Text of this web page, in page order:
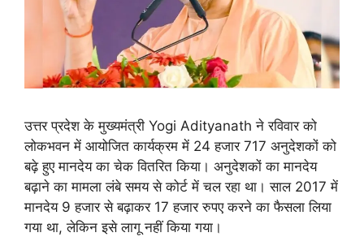
उत्तर प्रदेश के मुख्यमंत्री Yogi Adityanath ने रविवार को
लोकभवन में आयोजित कार्यक्रम में 24 हजार 717 अनुदेशकों को
बढ़े हुए मानदेय का चेक वितरित किया। अनुदेशकों का मानदेय
बढ़ाने का मामला लंबे समय से कोर्ट में चल रहा था। साल 2017 में
मानदेय 9 हजार से बढ़ाकर 17 हजार रुपए करने का फैसला लिया
गया था, लेकिन इसे लागू नहीं किया गया।